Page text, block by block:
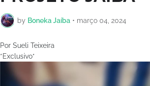
by Boneka Jaíba • março 04, 2024
Por Sueli Teixeira
*Exclusivo*